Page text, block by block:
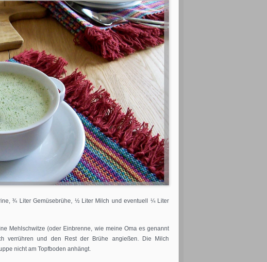
¾ Liter Gemüsebrühe, ½ Liter Milch und eventuell ¼ Liter
Mehlschwitze (oder Einbrenne, wie meine Oma es genannt
verrühren und den Rest der Brühe angießen. Die Milch
nicht am Topfboden anhängt.